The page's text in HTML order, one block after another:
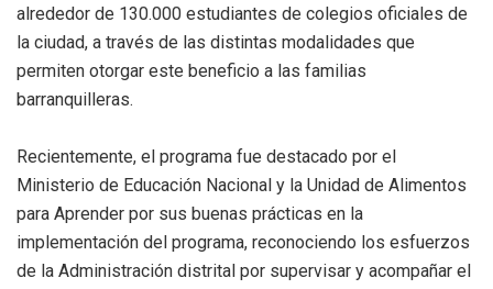
alrededor de 130.000 estudiantes de colegios oficiales de
la ciudad, a través de las distintas modalidades que
permiten otorgar este beneficio a las familias
barranquilleras.
Recientemente, el programa fue destacado por el
Ministerio de Educación Nacional y la Unidad de Alimentos
para Aprender por sus buenas prácticas en la
implementación del programa, reconociendo los esfuerzos
de la Administración distrital por supervisar y acompañar el